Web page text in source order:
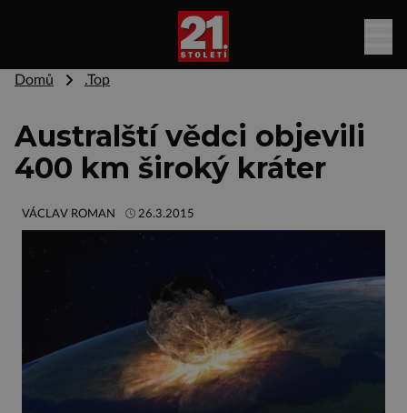
Domů .Top
Australští vědci objevili
400 km široký kráter
VÁCLAV ROMAN 26.3.2015